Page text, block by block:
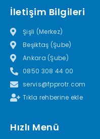
İletişim Bilgileri
Şişli (Merkez)
Beşiktaş (Şube)
Ankara (Şube)
0850 308 44 00
servis@fpprotr.com
Tıkla rehberine ekle
Hızlı Menü